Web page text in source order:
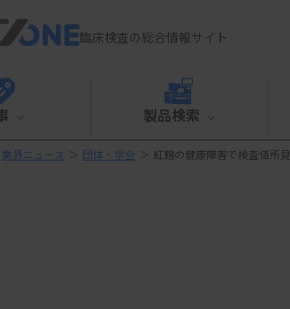
臨床検査の総合情報サイト
製品検索
業界ニュース ＞ 団体・学会 ＞ 紅麹の健康障害で検査値所見